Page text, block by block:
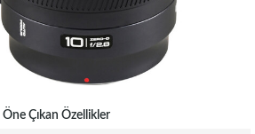
Öne Çıkan Özellikler